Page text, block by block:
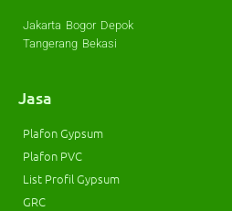
Jakarta Bogor Depok
Tangerang Bekasi
Jasa
Plafon Gypsum
Plafon PVC
List Profil Gypsum
GRC